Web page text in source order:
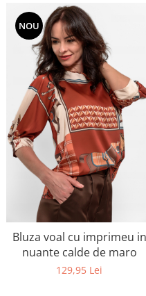
NOU
Bluza voal cu imprimeu in
nuante calde de maro
129,95 Lei